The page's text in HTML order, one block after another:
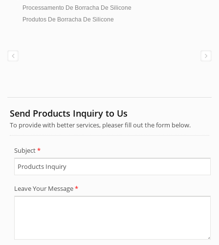
Processamento De Borracha De Silicone
Produtos De Borracha De Silicone